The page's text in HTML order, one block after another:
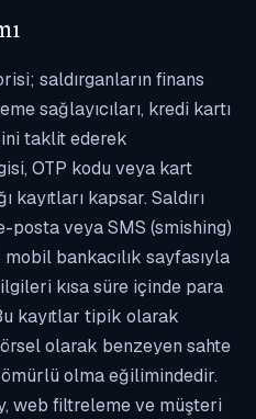
saldırganların finans
sağlayıcıları, kredi kartı
taklit ederek
OTP kodu veya kart
kayıtları kapsar. Saldırı
veya SMS (smishing)
bankacılık sayfasıyla
kısa süre içinde para
kayıtlar tipik olarak
olarak benzeyen sahte
ömürlü olma eğilimindedir.
web filtreleme ve müşteri